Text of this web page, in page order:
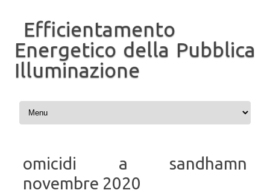
Efficientamento
Energetico della Pubblica
Illuminazione
Vai al contenuto
omicidi a sandhamn
novembre 2020